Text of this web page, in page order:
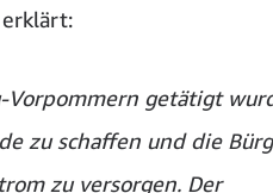
Vorpommern getätigt
zu schaffen und die
zu versorgen. Der